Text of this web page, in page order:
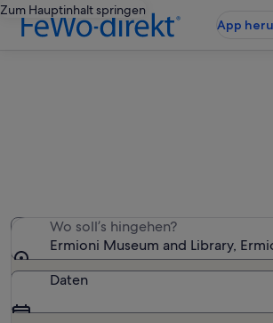
Zum Hauptinhalt springen
App
Wo soll’s hingehen?
Ermioni Museum and Library,
Daten